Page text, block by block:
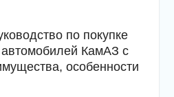
по покупке
КамАЗ с
особенности